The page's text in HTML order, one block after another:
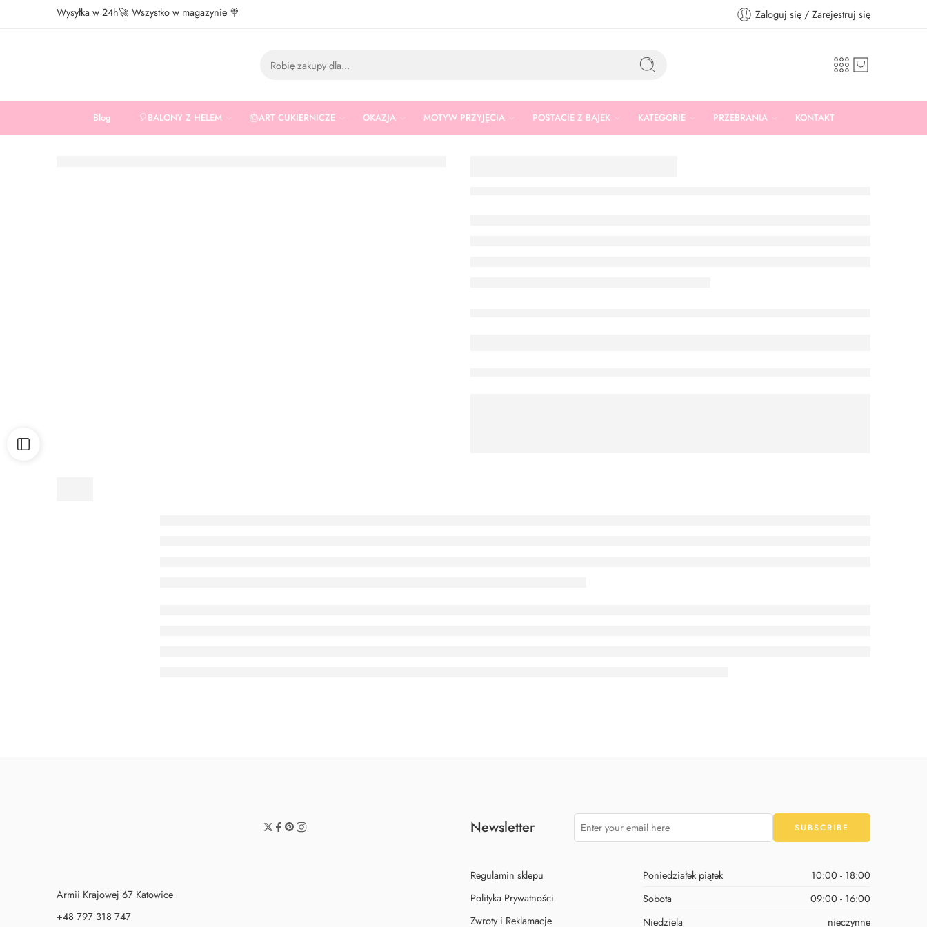
Wysyłka w 24h🚀 Wszystko w magazynie 🍭 Zaloguj się / Zarejestruj się
Blog 🎈BALONY Z HELEM 🎂ART CUKIERNICZE OKAZJA MOTYW PRZYJĘCIA POSTACIE Z BAJEK KATEGORIE PRZEBRANIA KONTAKT
Armii Krajowej 67 Katowice
+48 797 318 747
Newsletter
Regulamin sklepu
Polityka Prywatności
Zwroty i Reklamacje
Poniedziałek piątek
10:00 - 18:00
Sobota
09:00 - 16:00
Niedziela
nieczynne